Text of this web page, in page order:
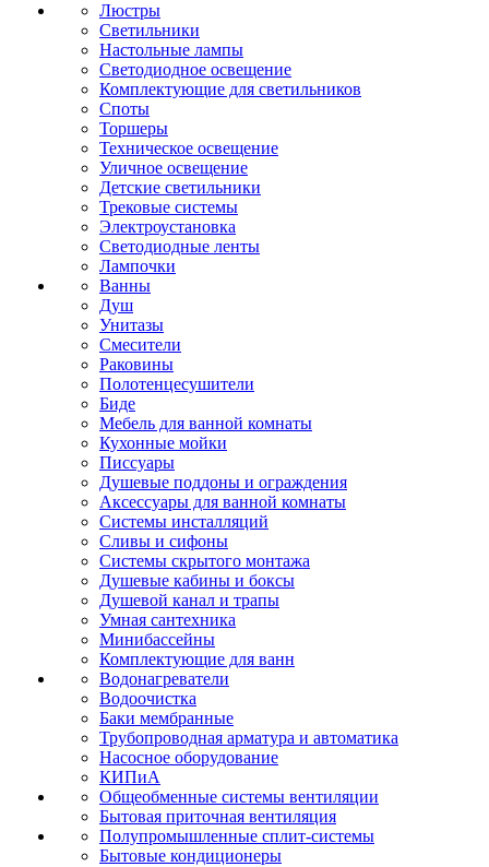
Люстры
Светильники
Настольные лампы
Светодиодное освещение
Комплектующие для светильников
Споты
Торшеры
Техническое освещение
Уличное освещение
Детские светильники
Трековые системы
Электроустановка
Светодиодные ленты
Лампочки
Ванны
Душ
Унитазы
Смесители
Раковины
Полотенцесушители
Биде
Мебель для ванной комнаты
Кухонные мойки
Писсуары
Душевые поддоны и ограждения
Аксессуары для ванной комнаты
Системы инсталляций
Сливы и сифоны
Системы скрытого монтажа
Душевые кабины и боксы
Душевой канал и трапы
Умная сантехника
Минибассейны
Комплектующие для ванн
Водонагреватели
Водоочистка
Баки мембранные
Трубопроводная арматура и автоматика
Насосное оборудование
КИПиА
Общеобменные системы вентиляции
Бытовая приточная вентиляция
Полупромышленные сплит-системы
Бытовые кондиционеры